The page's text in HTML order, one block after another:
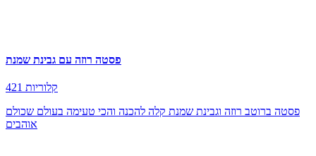
פסטה רוזה עם גבינת שמנת
421 קלוריות
פסטה ברוטב רוזה וגבינת שמנת קלה להכנה והכי טעימה בעולם שכולם
אוהבים